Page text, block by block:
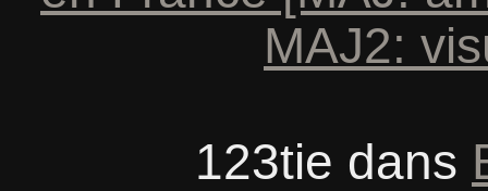
MAJ2:
123tie dans